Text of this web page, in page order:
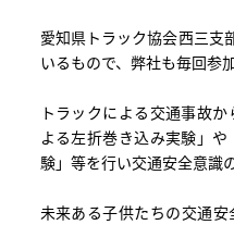
愛知県トラック協会西三支
いるもので、弊社も毎回参
トラックによる交通事故
よる左折巻き込み実験」
験」等を行い交通安全意識
未来ある子供たちの交通